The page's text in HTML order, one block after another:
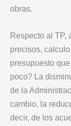
obras.
Respecto al TP,
precisos,
presupuesto
poco? La
de la
cambio, la
decir, de los